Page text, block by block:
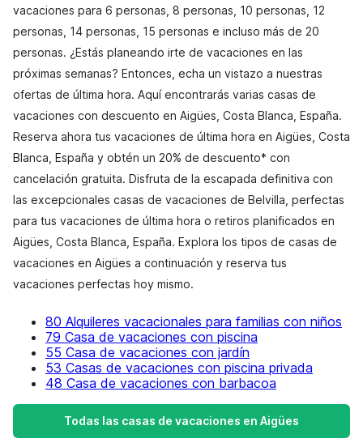
vacaciones para 6 personas, 8 personas, 10 personas, 12
personas, 14 personas, 15 personas e incluso más de 20
personas. ¿Estás planeando irte de vacaciones en las
próximas semanas? Entonces, echa un vistazo a nuestras
ofertas de última hora. Aquí encontrarás varias casas de
vacaciones con descuento en Aigües, Costa Blanca, España.
Reserva ahora tus vacaciones de última hora en Aigües, Costa
Blanca, España y obtén un 20% de descuento* con
cancelación gratuita. Disfruta de la escapada definitiva con
las excepcionales casas de vacaciones de Belvilla, perfectas
para tus vacaciones de última hora o retiros planificados en
Aigües, Costa Blanca, España. Explora los tipos de casas de
vacaciones en Aigües a continuación y reserva tus
vacaciones perfectas hoy mismo.
80 Alquileres vacacionales para familias con niños
79 Casa de vacaciones con piscina
55 Casa de vacaciones con jardín
53 Casas de vacaciones con piscina privada
48 Casa de vacaciones con barbacoa
Todas las casas de vacaciones en Aigües